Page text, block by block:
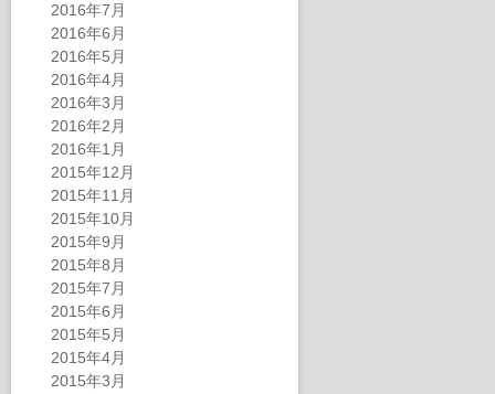
2016年7月
2016年6月
2016年5月
2016年4月
2016年3月
2016年2月
2016年1月
2015年12月
2015年11月
2015年10月
2015年9月
2015年8月
2015年7月
2015年6月
2015年5月
2015年4月
2015年3月